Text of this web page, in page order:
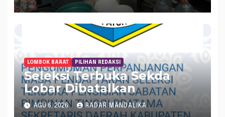
LOMBOK BARAT PILIHAN REDAKSI
Seleksi Terbuka Sekda
Lobar Dibatalkan
AGU 6, 2026 RADAR MANDALIKA